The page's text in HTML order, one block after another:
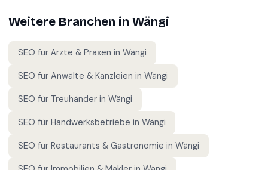
Weitere Branchen in Wängi
SEO für Ärzte & Praxen in Wängi
SEO für Anwälte & Kanzleien in Wängi
SEO für Treuhänder in Wängi
SEO für Handwerksbetriebe in Wängi
SEO für Restaurants & Gastronomie in Wängi